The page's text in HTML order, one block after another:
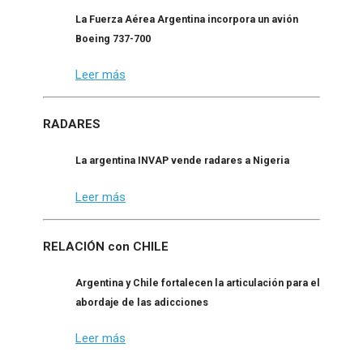
La Fuerza Aérea Argentina incorpora un avión
Boeing 737-700
Leer más
RADARES
La argentina INVAP vende radares a Nigeria
Leer más
RELACIÓN con CHILE
Argentina y Chile fortalecen la articulación para el
abordaje de las adicciones
Leer más